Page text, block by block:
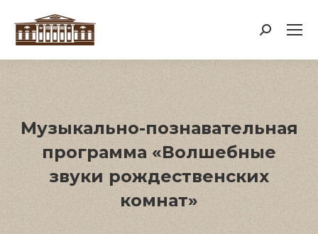
Поиск:
Музыкально-познавательная
программа «Волшебные
звуки рождественских
комнат»